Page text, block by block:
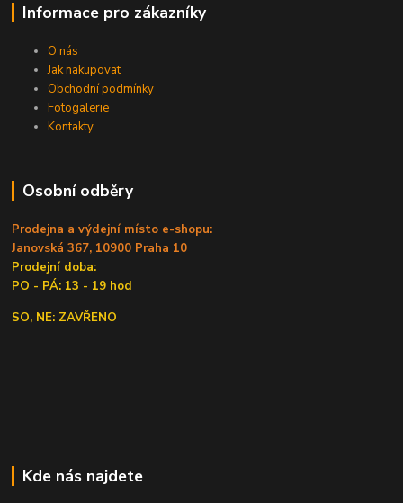
Informace pro zákazníky
O nás
Jak nakupovat
Obchodní podmínky
Fotogalerie
Kontakty
Osobní odběry
Prodejna a výdejní místo e-shopu:
Janovská 367, 10900 Praha 10
Prodejní doba:
PO - PÁ: 13 - 19 hod
SO, NE: ZAVŘENO
Kde nás najdete